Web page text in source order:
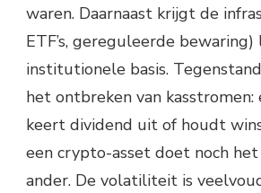
waren. Daarnaast krijgt de
ETF’s, gereguleerde bewaring)
institutionele basis.
het ontbreken van kasstromen:
keert dividend uit of houdt
een crypto-asset doet noch
ander. De volatiliteit is